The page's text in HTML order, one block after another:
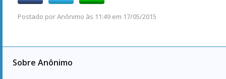
Postado porAnônimo às 11:49 em 17/05/2015
Sobre Anônimo